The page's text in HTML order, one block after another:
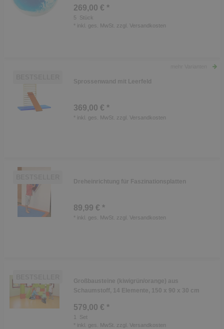
269,00 € *
5
Stück
* inkl. ges. MwSt. zzgl. Versandkosten
Sprossenwand mit Leerfeld
369,00 € *
* inkl. ges. MwSt. zzgl. Versandkosten
Dreheinrichtung für Faszinationsplatten
89,99 € *
* inkl. ges. MwSt. zzgl. Versandkosten
Großbausteine (kiwigrün/orange) aus
Schaumstoff, 14 Elemente, 150 x 90 x 30 cm
579,00 € *
Set
* inkl. ges. MwSt. zzgl. Versandkosten